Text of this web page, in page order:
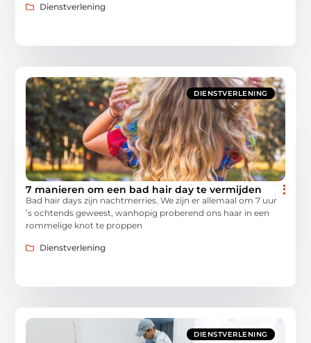
Dienstverlening
DIENSTVERLENING
7 manieren om een bad hair day te vermijden
Bad hair days zijn nachtmerries. We zijn er allemaal om 7 uur
’s ochtends geweest, wanhopig proberend ons haar in een
rommelige knot te proppen
Dienstverlening
DIENSTVERLENING